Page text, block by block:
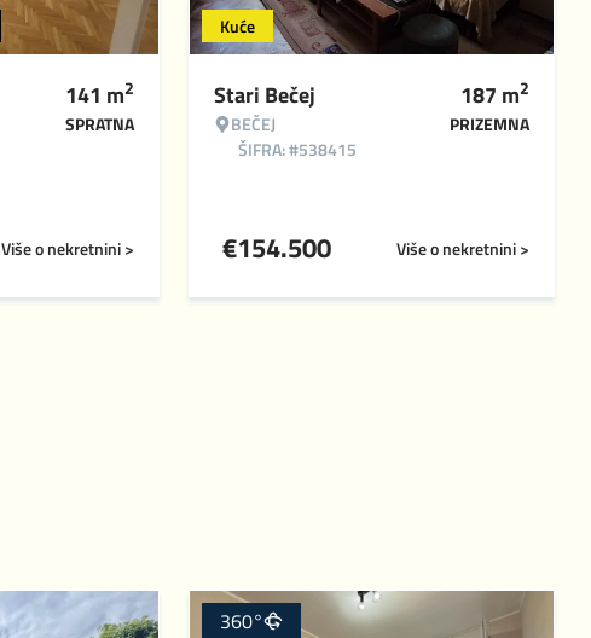
141 m2
SPRATNA
Više o nekretnini >
Kuće
Stari Bečej
BEČEJ
ŠIFRA: #538415
187 m2
PRIZEMNA
Više o nekretnini >
€154.500
360°